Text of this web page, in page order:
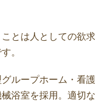
とは人としての欲
。
ループホーム・看
浴室を採用。適切